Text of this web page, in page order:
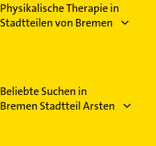
Physikalische Therapie in
Stadtteilen von Bremen
Beliebte Suchen in
Bremen Stadtteil Arsten